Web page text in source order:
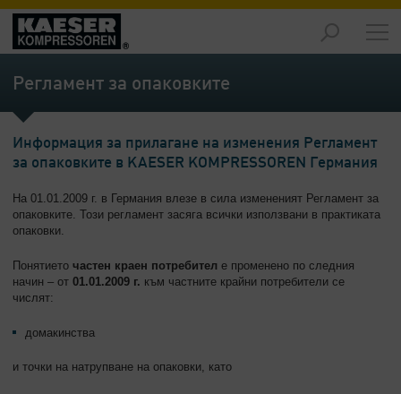
Продукти
-
Преглед
-
Преглед
Услуги
-
Компания
-
Регламент за опаковките
Информация за прилагане на изменения Регламент
за опаковките в KAESER KOMPRESSOREN Германия
На 01.01.2009 г. в Германия влезе в сила измененият Регламент за
опаковките. Този регламент засяга всички използвани в практиката
опаковки.
Понятието частен краен потребител е променено по следния
начин – от 01.01.2009 г. към частните крайни потребители се
числят:
домакинства
и точки на натрупване на опаковки, като